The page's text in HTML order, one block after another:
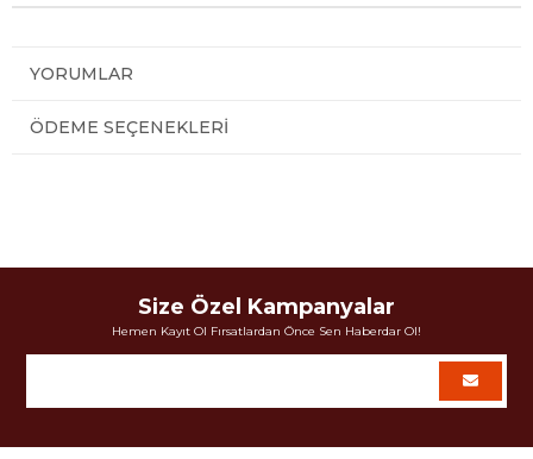
YORUMLAR
ÖDEME SEÇENEKLERI
Size Özel Kampanyalar
Hemen Kayıt Ol Fırsatlardan Önce Sen Haberdar Ol!